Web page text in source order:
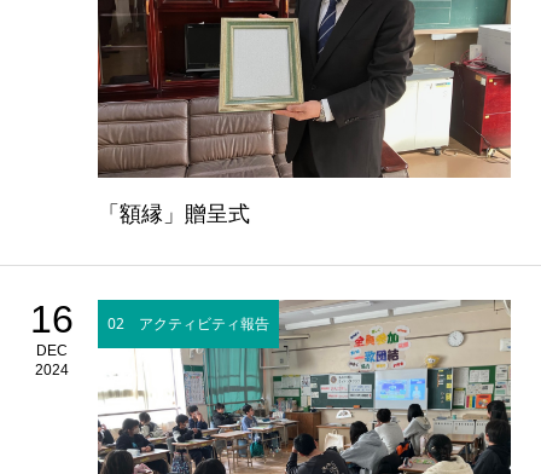
「額縁」贈呈式
16
DEC
2024
02 アクティビティ報告